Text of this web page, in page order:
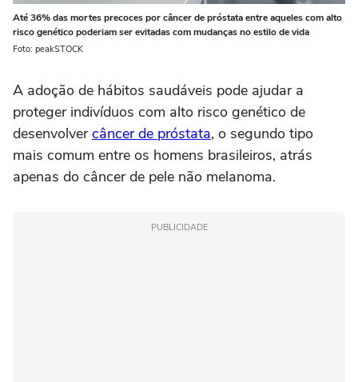
Até 36% das mortes precoces por câncer de próstata entre aqueles com alto
risco genético poderiam ser evitadas com mudanças no estilo de vida
Foto: peakSTOCK
A adoção de hábitos saudáveis pode ajudar a
proteger indivíduos com alto risco genético de
desenvolvercâncer de próstata, o segundo tipo
mais comum entre os homens brasileiros, atrás
apenas do câncer de pele não melanoma.
PUBLICIDADE